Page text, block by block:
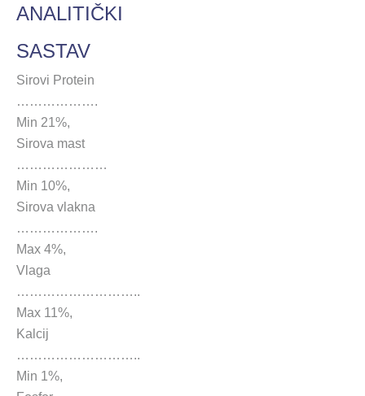
ANALITIČKI
SASTAV
Sirovi Protein
……………….
Min 21%,
Sirova mast
…………………
Min 10%,
Sirova vlakna
……………….
Max 4%,
Vlaga
………………………..
Max 11%,
Kalcij
………………………..
Min 1%,